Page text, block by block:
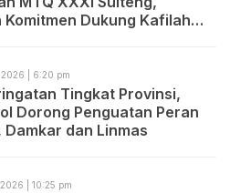
Komitmen Dukung Kafilah
| 6:20 pm
Tingkat Provinsi,
Dorong Penguatan Peran
Damkar dan Linmas
| 10:25 pm